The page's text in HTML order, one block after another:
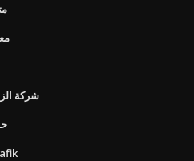
شركة